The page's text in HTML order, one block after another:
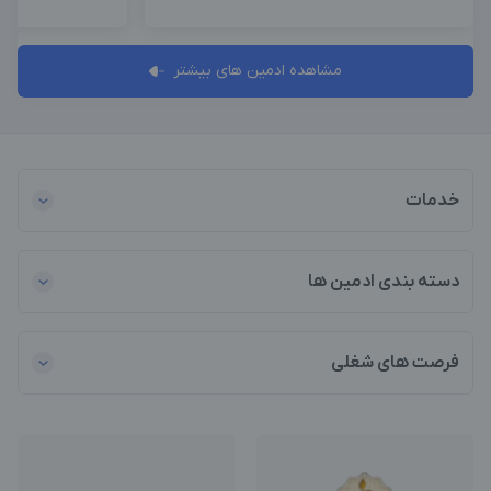
مشاهده ادمین های بیشتر
خدمات
دسته بندی ادمین ها
فرصت های شغلی